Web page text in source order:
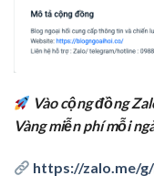
Vào cộng đồng
Vàng miễn phí mỗi
https://zalo.me/